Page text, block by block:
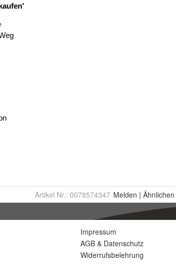
Artikel Nr.: 0078574347 Melden | Ähnlichen
Impressum
AGB & Datenschutz
Widerrufsbelehrung